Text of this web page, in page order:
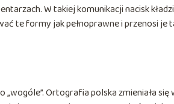
W takiej komunikacji nacisk
te formy jak pełnoprawne i przenosi je
Ortografia polska zmieniała się